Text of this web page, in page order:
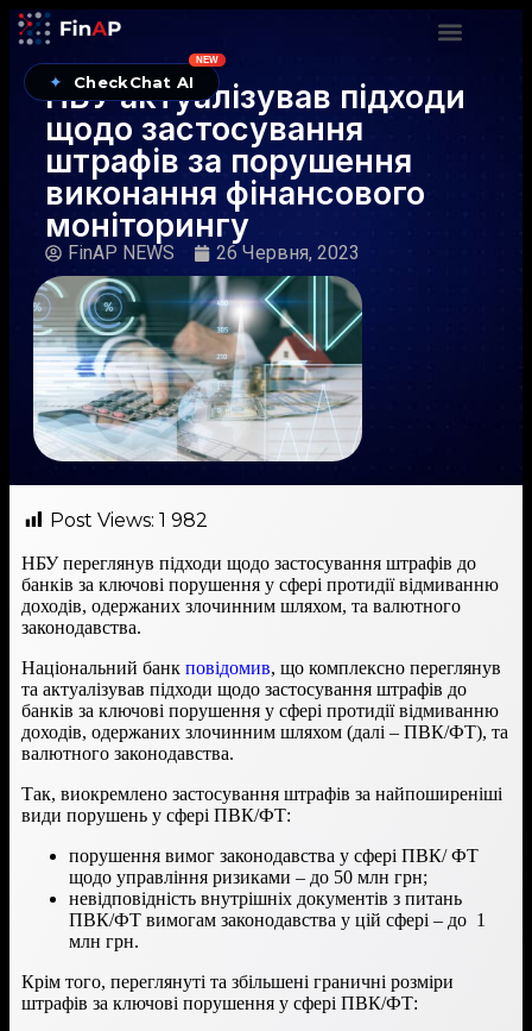
✦ CheckChat AI
NEW
НБУ актуалізував підходи
щодо застосування
штрафів за порушення
виконання фінансового
моніторингу
FinAP NEWS 26 Червня, 2023
Post Views: 1 982
НБУ переглянув підходи щодо застосування штрафів до
банків за ключові порушення у сфері протидії відмиванню
доходів, одержаних злочинним шляхом, та валютного
законодавства.
Національний банк повідомив, що комплексно переглянув
та актуалізував підходи щодо застосування штрафів до
банків за ключові порушення у сфері протидії відмиванню
доходів, одержаних злочинним шляхом (далі – ПВК/ФТ), та
валютного законодавства.
Так, виокремлено застосування штрафів за найпоширеніші
види порушень у сфері ПВК/ФТ:
порушення вимог законодавства у сфері ПВК/ ФТ
щодо управління ризиками – до 50 млн грн;
невідповідність внутрішніх документів з питань
ПВК/ФТ вимогам законодавства у цій сфері – до 1
млн грн.
Крім того, переглянуті та збільшені граничні розміри
штрафів за ключові порушення у сфері ПВК/ФТ: